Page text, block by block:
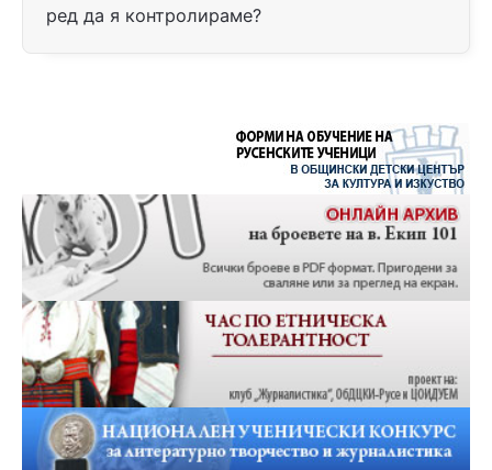
ред да я контролираме?